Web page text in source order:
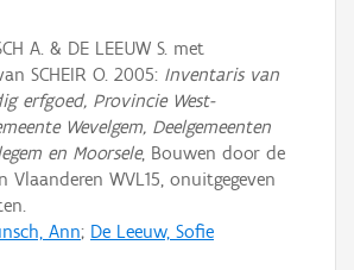
A. & DE LEEUW S. met
SCHEIR O. 2005: Inventaris van
erfgoed, Provincie West-
Wevelgem, Deelgemeenten
en Moorsele, Bouwen door de
Vlaanderen WVL15, onuitgegeven
Ann; De Leeuw, Sofie